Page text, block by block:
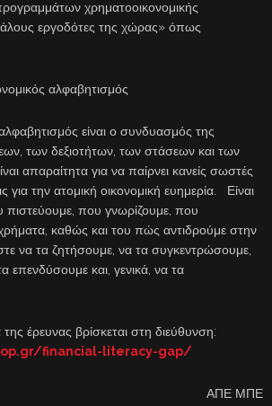
χρηματοοικονομικής
εργοδότες της χώρας» όπως
αλφαβητισμός
είναι ο συνδυασμός της
των δεξιοτήτων, των στάσεων και των
απαραίτητα για να παίρνει κανείς σωστές
για την ατομική οικονομική ευημερία. Είναι
που γνωρίζουμε, που
καθώς και του πώς αντιδρούμε στην
να τα ζητήσουμε, να τα συγκεντρώσουμε,
επενδύσουμε και, γενικά, να τα
έρευνας βρίσκεται στη διεύθυνση:
financial-literacy-gap/
ΑΠΕ ΜΠΕ